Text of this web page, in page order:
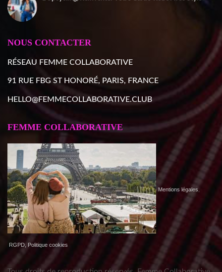
NOUS CONTACTER
RÉSEAU FEMME COLLABORATIVE
91 RUE FBG ST HONORÉ, PARIS, FRANCE
HELLO@FEMMECOLLABORATIVE.CLUB
FEMME COLLABORATIVE
Mentions légales,
RGPD, Politique cookies